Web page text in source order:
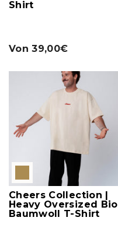
Shirt
Von 39,00€
Cheers Collection |
Heavy Oversized Bio
Baumwoll T-Shirt